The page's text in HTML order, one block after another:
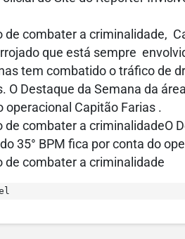
de combater a criminalidade,
que está sempre
tem combatido o tráfico de
Destaque da Semana da
operacional Capitão Farias .
combater a criminalidadeO
35° BPM fica por conta do
de combater a criminalidade